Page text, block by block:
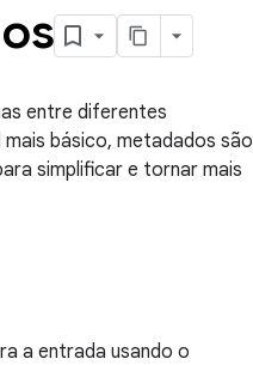
entre diferentes
mais básico, metadados são
simplificar e tornar mais
a entrada usando o